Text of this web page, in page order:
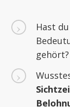
Hast
gehört?